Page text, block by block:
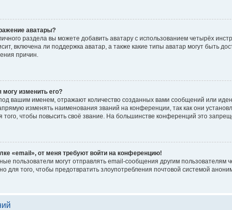
аватары?
раздела вы можете добавить аватару с использованием четырёх
включена ли поддержка аватар, а также какие типы аватар могут быть
причин.
могу изменить его?
вашим именем, отражают количество созданных вами сообщений или
изменять наименования званий на конференции, так как они
того, чтобы повысить своё звание. На большинстве конференций это
«email», от меня требуют войти на конференцию!
пользователи могут отправлять email-сообщения другим
для того, чтобы предотвратить злоупотребления почтовой системой